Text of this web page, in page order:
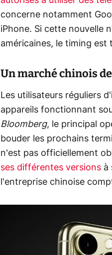
concerne notamment
iPhone. Si cette nouvelle
américaines, le timing
Un marché chinois
Les utilisateurs réguliers
appareils fonctionnant
Bloomberg, le principal
bouder les prochains
n'est pas officiellement
ses différentes versions à
l'entreprise chinoise